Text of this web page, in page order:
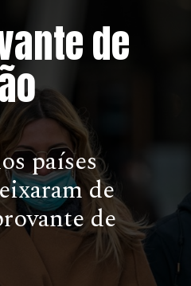
de
países
de
de